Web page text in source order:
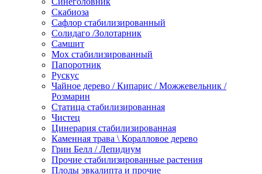
Скабиоза
Сафлор стабилизированный
Солидаго /Золотарник
Самшит
Мох стабилизированный
Папоротник
Рускус
Чайное дерево / Кипарис / Можжевельник /
Розмарин
Статица стабилизированная
Чистец
Цинерария стабилизированная
Каменная трава \ Коралловое дерево
Грин Белл / Лепидиум
Прочие стабилизированные растения
Плоды эвкалипта и прочие